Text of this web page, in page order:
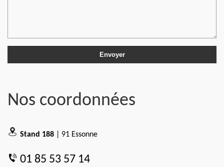
Nos coordonnées
Stand 188 | 91 Essonne
01 85 53 57 14